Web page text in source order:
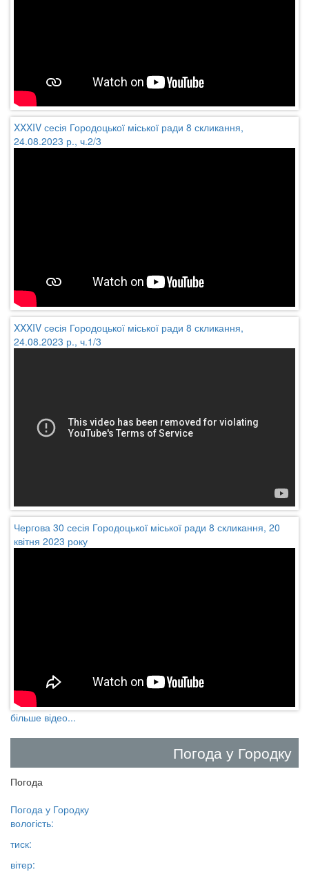
XXXIV сесія Городоцької міської ради 8 скликання,
24.08.2023 р., ч.2/3
XXXIV сесія Городоцької міської ради 8 скликання,
24.08.2023 р., ч.1/3
Чергова 30 сесія Городоцької міської ради 8 скликання, 20
квітня 2023 року
більше відео...
Погода у Городку
Погода
Погода у Городку
вологість:
тиск:
вітер: